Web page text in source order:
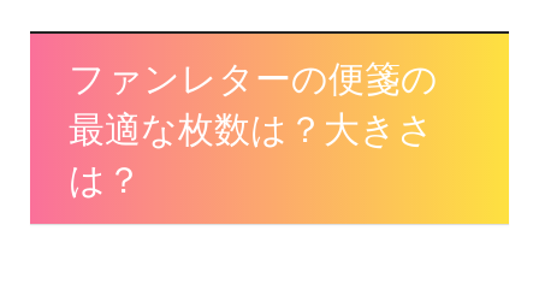
ファンレターの便箋の
最適な枚数は？大きさ
は？